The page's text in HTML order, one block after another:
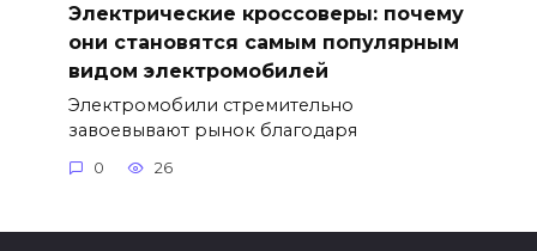
Электрические кроссоверы: почему
они становятся самым популярным
видом электромобилей
Электромобили стремительно
завоевывают рынок благодаря
0 26